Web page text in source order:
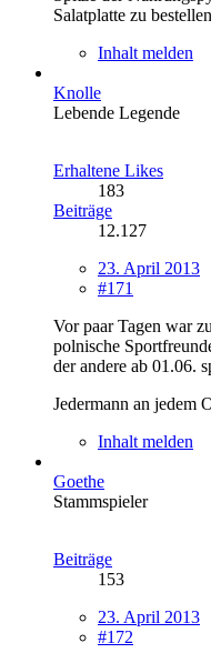
Salatplatte zu
Inhalt melden
Knolle
Lebende Legende
Erhaltene Likes
183
Beiträge
12.127
23. April 2013
#171
Vor paar Tagen war
polnische
der andere ab 01.06.
Jedermann an jedem
Inhalt melden
Goethe
Stammspieler
Beiträge
153
23. April 2013
#172